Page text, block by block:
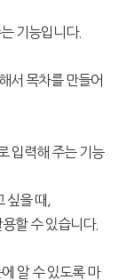
기능입니다.
서 목차를 만들어
입력해 주는 기능
싶을 때,
할 수 있습니다.
알 수 있도록 마